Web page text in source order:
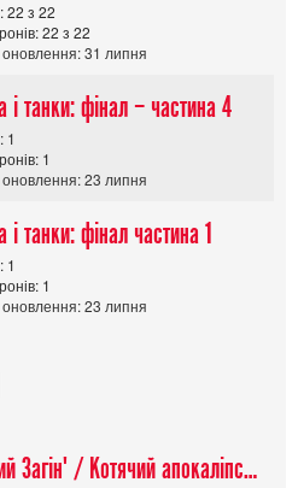
22 з 22
22 з 22
оновлення: 31 липня
і танки: фінал – частина 4
1
1
оновлення: 23 липня
і танки: фінал частина 1
1
1
оновлення: 23 липня
"Котячий Загін" / Котячий апокаліпсис / Cat Shit One